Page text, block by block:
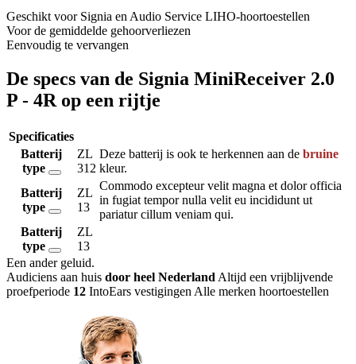
Geschikt voor Signia en Audio Service LIHO-hoortoestellen
Voor de gemiddelde gehoorverliezen
Eenvoudig te vervangen
De specs van de Signia MiniReceiver 2.0
P - 4R op een rijtje
Specificaties
Batterij
type
ZL
312
Deze batterij is ook te herkennen aan de bruine
kleur.
Batterij
type
ZL
13
Commodo excepteur velit magna et dolor officia
in fugiat tempor nulla velit eu incididunt ut
pariatur cillum veniam qui.
Batterij
type
ZL
13
Een ander geluid.
Audiciens aan huis door heel Nederland Altijd een vrijblijvende
proefperiode 12 IntoEars vestigingen Alle merken hoortoestellen